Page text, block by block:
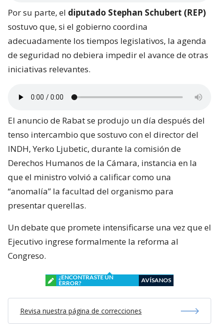
Por su parte, el diputado Stephan Schubert (REP)
sostuvo que, si el gobierno coordina
adecuadamente los tiempos legislativos, la agenda
de seguridad no debiera impedir el avance de otras
iniciativas relevantes.
El anuncio de Rabat se produjo un día después del
tenso intercambio que sostuvo con el director del
INDH, Yerko Ljubetic, durante la comisión de
Derechos Humanos de la Cámara, instancia en la
que el ministro volvió a calificar como una
“anomalía” la facultad del organismo para
presentar querellas.
Un debate que promete intensificarse una vez que el
Ejecutivo ingrese formalmente la reforma al
Congreso.
¿ENCONTRASTE UN
ERROR?
AVÍSANOS
Revisa nuestra página de correcciones